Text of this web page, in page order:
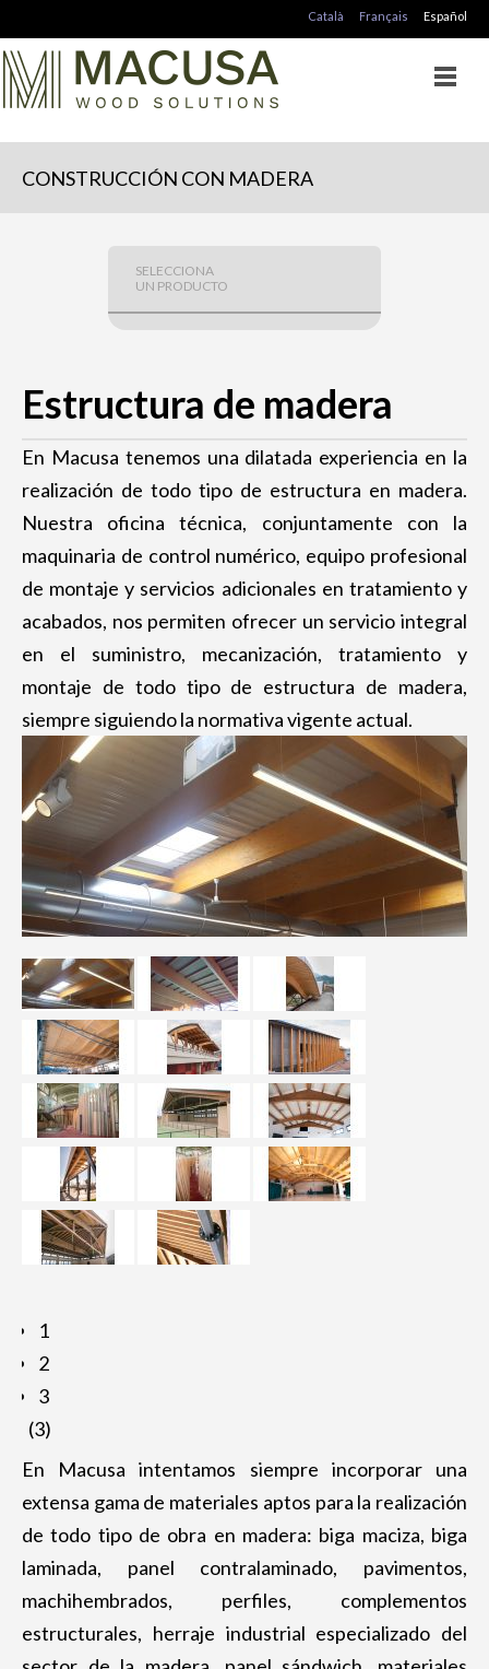
Català Français Español
CONSTRUCCIÓN CON MADERA
SELECCIONA
UN PRODUCTO
Forjado de madera
Estructura de madera
Casa de madera
ENTRAMADO LIGERO
Cenador de madera
Porche de madera
PAVIMENTOS Y REVESTIMIENTOS
Pavimento de madera
Revestimiento de madera
PUENTES Y PASARELAS
Puente de madera
Pasarela de madera
MÓDULOS DE MADERA
Estructura de madera
En Macusa tenemos una dilatada experiencia en la
realización de todo tipo de estructura en madera.
Nuestra oficina técnica, conjuntamente con la
maquinaria de control numérico, equipo profesional
de montaje y servicios adicionales en tratamiento y
acabados, nos permiten ofrecer un servicio integral
en el suministro, mecanización, tratamiento y
montaje de todo tipo de estructura de madera,
siempre siguiendo la normativa vigente actual.
1
2
3
(3)
En Macusa intentamos siempre incorporar una
extensa gama de materiales aptos para la realización
de todo tipo de obra en madera: biga maciza, biga
laminada, panel contralaminado, pavimentos,
machihembrados, perfiles, complementos
estructurales, herraje industrial especializado del